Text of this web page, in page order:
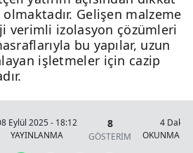
Gelişen malzeme
verimli izolasyon çözümleri
bu yapılar, uzun
işletmeler için cazip
Eylül 2025 - 18:12
YAYINLANMA
8
GÖSTERİM
4 Dakika
OKUNMA